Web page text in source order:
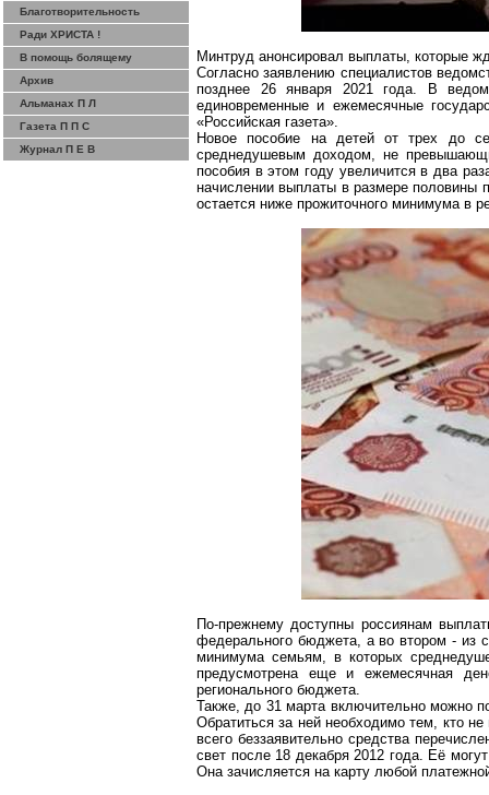
Благотворительность
Ради ХРИСТА !
В помощь болящему
Архив
Альманах П Л
Газета П П С
Журнал П Е В
Минтруд анонсировал выплаты, которые
Согласно заявлению специалистов
позднее 26 января 2021 года. В
единовременные и ежемесячные
«Российская газета».
Новое пособие на детей от трех до
среднедушевым доходом, не
пособия в этом году увеличится в два
начислении выплаты в размере половины
остается ниже прожиточного минимума в
По-прежнему доступны россиянам
федерального бюджета, а во втором - из
минимума семьям, в которых
предусмотрена еще и ежемесячная
регионального бюджета.
Также, до 31 марта включительно можно
Обратиться за ней необходимо тем, кто
всего беззаявительно средства
свет после 18 декабря 2012 года. Её
Она зачисляется на карту любой